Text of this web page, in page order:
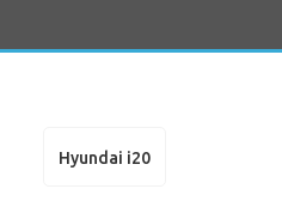
Hyundai i20